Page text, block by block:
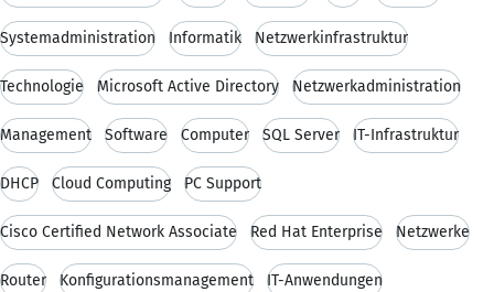
Systemadministration Informatik Netzwerkinfrastruktur
Technologie Microsoft Active Directory Netzwerkadministration
Management Software Computer SQL Server IT-Infrastruktur
DHCP Cloud Computing PC Support
Cisco Certified Network Associate Red Hat Enterprise Netzwerke
Router Konfigurationsmanagement IT-Anwendungen